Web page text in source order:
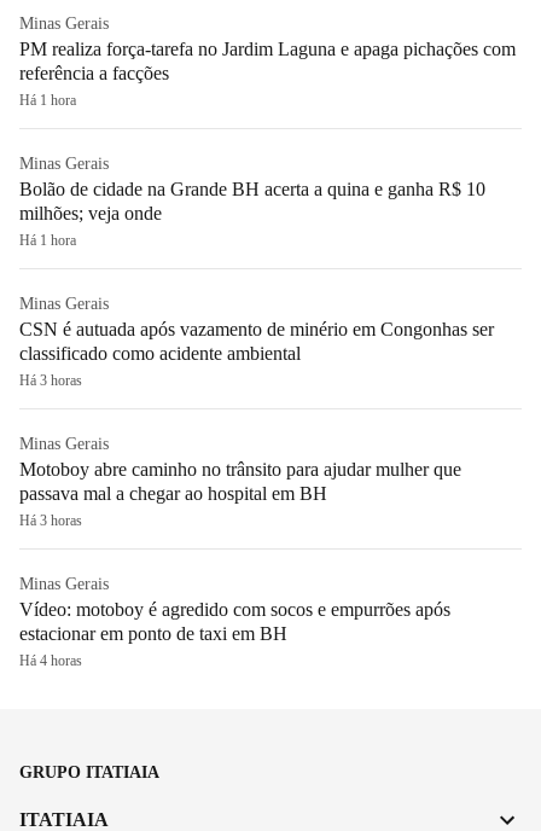
Minas Gerais
PM realiza força-tarefa no Jardim Laguna e apaga pichações com
referência a facções
Há 1 hora
Minas Gerais
Bolão de cidade na Grande BH acerta a quina e ganha R$ 10
milhões; veja onde
Há 1 hora
Minas Gerais
CSN é autuada após vazamento de minério em Congonhas ser
classificado como acidente ambiental
Há 3 horas
Minas Gerais
Motoboy abre caminho no trânsito para ajudar mulher que
passava mal a chegar ao hospital em BH
Há 3 horas
Minas Gerais
Vídeo: motoboy é agredido com socos e empurrões após
estacionar em ponto de taxi em BH
Há 4 horas
GRUPO ITATIAIA
ITATIAIA